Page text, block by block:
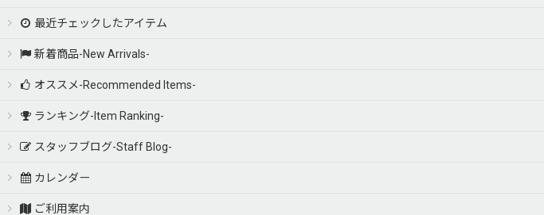
最近チェックしたアイテム
新着商品-New Arrivals-
オススメ-Recommended Items-
ランキング-Item Ranking-
スタッフブログ-Staff Blog-
カレンダー
ご利用案内